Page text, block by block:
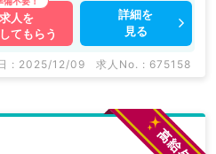
求人を
てもらう
詳細を
見る
: 2025/12/09 求人No. : 675158